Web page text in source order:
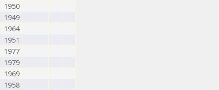
1950
1949
1964
1951
1977
1979
1969
1958